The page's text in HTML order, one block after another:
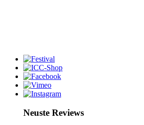
Neuste Reviews